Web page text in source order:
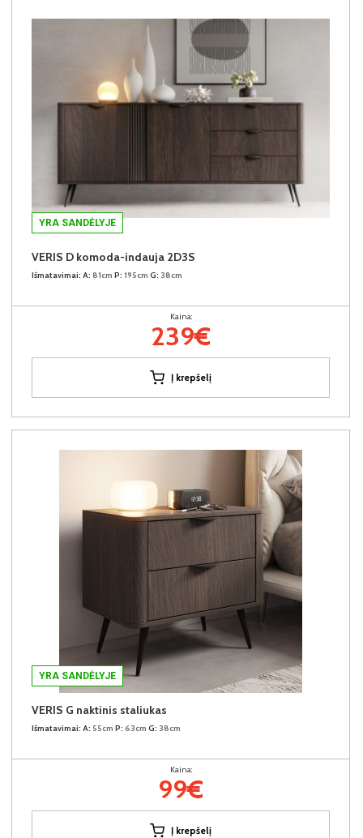
YRA SANDĖLYJE
VERIS D komoda-indauja 2D3S
Išmatavimai: A: 81cm P: 195cm G: 38cm
Kaina:
239€
Į krepšelį
YRA SANDĖLYJE
VERIS G naktinis staliukas
Išmatavimai: A: 55cm P: 63cm G: 38cm
Kaina:
99€
Į krepšelį